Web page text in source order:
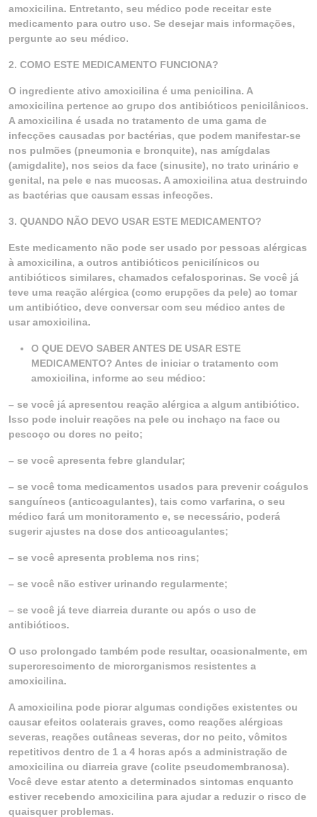
amoxicilina. Entretanto, seu médico pode receitar este
medicamento para outro uso. Se desejar mais informações,
pergunte ao seu médico.
2. COMO ESTE MEDICAMENTO FUNCIONA?
O ingrediente ativo amoxicilina é uma penicilina. A
amoxicilina pertence ao grupo dos antibióticos penicilânicos.
A amoxicilina é usada no tratamento de uma gama de
infecções causadas por bactérias, que podem manifestar-se
nos pulmões (pneumonia e bronquite), nas amígdalas
(amigdalite), nos seios da face (sinusite), no trato urinário e
genital, na pele e nas mucosas. A amoxicilina atua destruindo
as bactérias que causam essas infecções.
3. QUANDO NÃO DEVO USAR ESTE MEDICAMENTO?
Este medicamento não pode ser usado por pessoas alérgicas
à amoxicilina, a outros antibióticos penicilínicos ou
antibióticos similares, chamados cefalosporinas. Se você já
teve uma reação alérgica (como erupções da pele) ao tomar
um antibiótico, deve conversar com seu médico antes de
usar amoxicilina.
O QUE DEVO SABER ANTES DE USAR ESTE
MEDICAMENTO? Antes de iniciar o tratamento com
amoxicilina, informe ao seu médico:
– se você já apresentou reação alérgica a algum antibiótico.
Isso pode incluir reações na pele ou inchaço na face ou
pescoço ou dores no peito;
– se você apresenta febre glandular;
– se você toma medicamentos usados para prevenir coágulos
sanguíneos (anticoagulantes), tais como varfarina, o seu
médico fará um monitoramento e, se necessário, poderá
sugerir ajustes na dose dos anticoagulantes;
– se você apresenta problema nos rins;
– se você não estiver urinando regularmente;
– se você já teve diarreia durante ou após o uso de
antibióticos.
O uso prolongado também pode resultar, ocasionalmente, em
supercrescimento de microrganismos resistentes a
amoxicilina.
A amoxicilina pode piorar algumas condições existentes ou
causar efeitos colaterais graves, como reações alérgicas
severas, reações cutâneas severas, dor no peito, vômitos
repetitivos dentro de 1 a 4 horas após a administração de
amoxicilina ou diarreia grave (colite pseudomembranosa).
Você deve estar atento a determinados sintomas enquanto
estiver recebendo amoxicilina para ajudar a reduzir o risco de
quaisquer problemas.